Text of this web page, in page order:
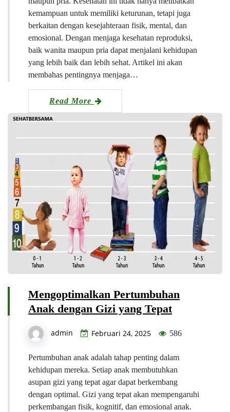
kemampuan untuk memiliki keturunan, tetapi juga
berkaitan dengan kesejahteraan fisik, mental, dan
emosional. Dengan menjaga kesehatan reproduksi,
baik wanita maupun pria dapat menjalani kehidupan
yang lebih baik dan lebih sehat. Artikel ini akan
membahas pentingnya menjaga…
Read More
Mengoptimalkan Pertumbuhan
Anak dengan Gizi yang Tepat
admin Februari 24, 2025 586
Pertumbuhan anak adalah tahap penting dalam
kehidupan mereka. Setiap anak membutuhkan
asupan gizi yang tepat agar dapat berkembang
dengan optimal. Gizi yang tepat akan mempengaruhi
perkembangan fisik, kognitif, dan emosional anak.